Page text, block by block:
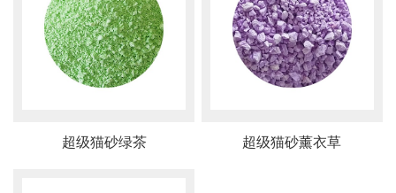
超级猫砂绿茶 超级猫砂薰衣草